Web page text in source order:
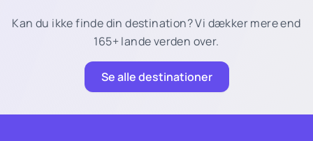
Kan du ikke finde din destination? Vi dækker mere end
165+ lande verden over.
Se alle destinationer